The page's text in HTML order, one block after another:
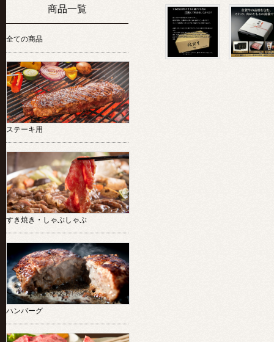
商品一覧
全ての商品
ステーキ用
すき焼き・しゃぶしゃぶ
ハンバーグ